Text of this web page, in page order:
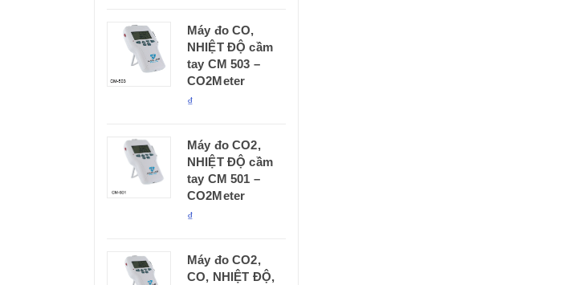
Máy đo CO,
NHIỆT ĐỘ cầm
tay CM 503 –
CO2Meter
₫
Máy đo CO2,
NHIỆT ĐỘ cầm
tay CM 501 –
CO2Meter
₫
Máy đo CO2,
CO, NHIỆT ĐỘ,